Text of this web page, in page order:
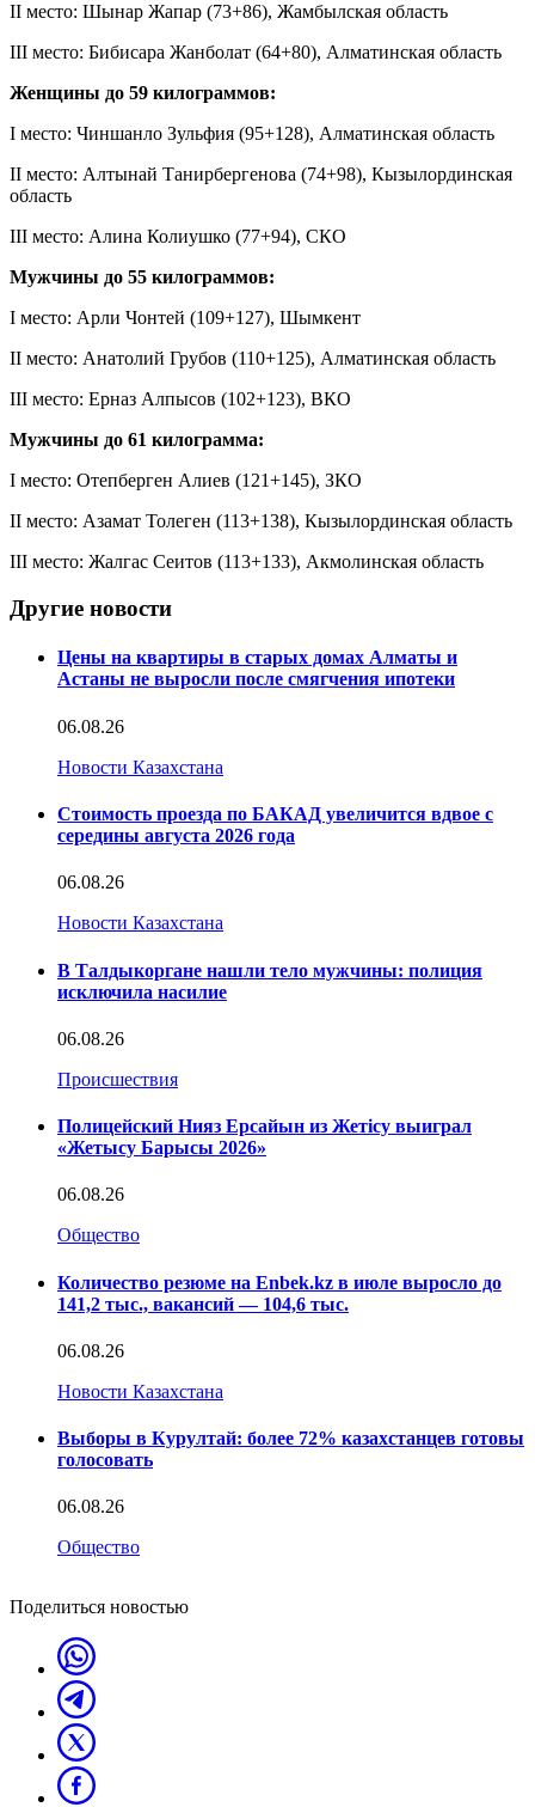
II место: Шынар Жапар (73+86), Жамбылская область
III место: Бибисара Жанболат (64+80), Алматинская область
Женщины до 59 килограммов:
I место: Чиншанло Зульфия (95+128), Алматинская область
II место: Алтынай Танирбергенова (74+98), Кызылординская
область
III место: Алина Колиушко (77+94), СКО
Мужчины до 55 килограммов:
I место: Арли Чонтей (109+127), Шымкент
II место: Анатолий Грубов (110+125), Алматинская область
III место: Ерназ Алпысов (102+123), ВКО
Мужчины до 61 килограмма:
I место: Отепберген Алиев (121+145), ЗКО
II место: Азамат Толеген (113+138), Кызылординская область
III место: Жалгас Сеитов (113+133), Акмолинская область
Другие новости
Цены на квартиры в старых домах Алматы и
Астаны не выросли после смягчения ипотеки
06.08.26
Новости Казахстана
Стоимость проезда по БАКАД увеличится вдвое с
середины августа 2026 года
06.08.26
Новости Казахстана
В Талдыкоргане нашли тело мужчины: полиция
исключила насилие
06.08.26
Происшествия
Полицейский Нияз Ерсайын из Жетісу выиграл
«Жетысу Барысы 2026»
06.08.26
Общество
Количество резюме на Enbek.kz в июле выросло до
141,2 тыс., вакансий — 104,6 тыс.
06.08.26
Новости Казахстана
Выборы в Курултай: более 72% казахстанцев готовы
голосовать
06.08.26
Общество
Поделиться новостью